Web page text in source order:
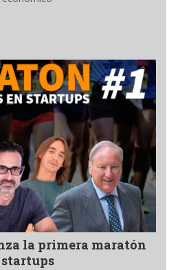
la primera maratón
startups